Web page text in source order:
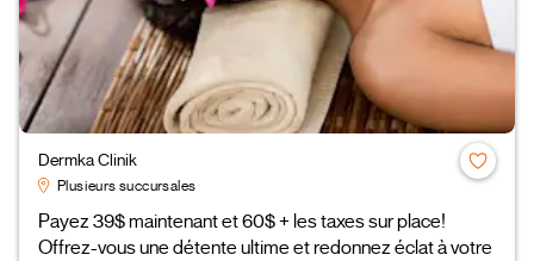
Dermka Clinik
Plusieurs succursales
Payez 39$ maintenant et 60$ + les taxes sur place!
Offrez-vous une détente ultime et redonnez éclat à votre